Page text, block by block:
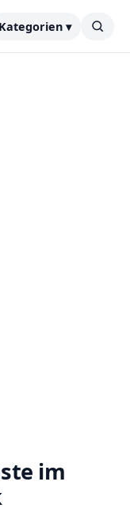
Kategorien ▾
im